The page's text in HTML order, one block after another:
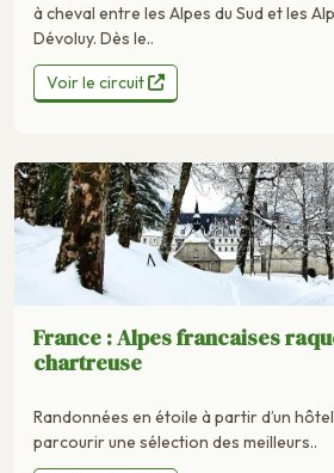
à cheval entre les Alpes du Sud et les
Dévoluy. Dès le..
Voir le circuit
France : Alpes francaises
chartreuse
Randonnées en étoile à partir d’un
parcourir une sélection des meilleurs..